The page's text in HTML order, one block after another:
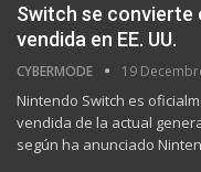
Switch se convierte
vendida en EE. UU.
CYBERMODE 19
Nintendo Switch es
vendida de la actual
según ha anunciado